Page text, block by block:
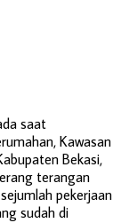
saat
Kawasan
Bekasi,
terangan
pekerjaan
sudah di